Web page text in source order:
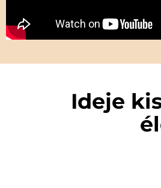
Ideje